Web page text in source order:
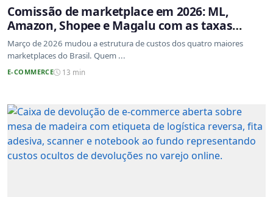
Comissão de marketplace em 2026: ML,
Amazon, Shopee e Magalu com as taxas
atualizadas
Março de 2026 mudou a estrutura de custos dos quatro maiores
marketplaces do Brasil. Quem ...
E-COMMERCE 13 min